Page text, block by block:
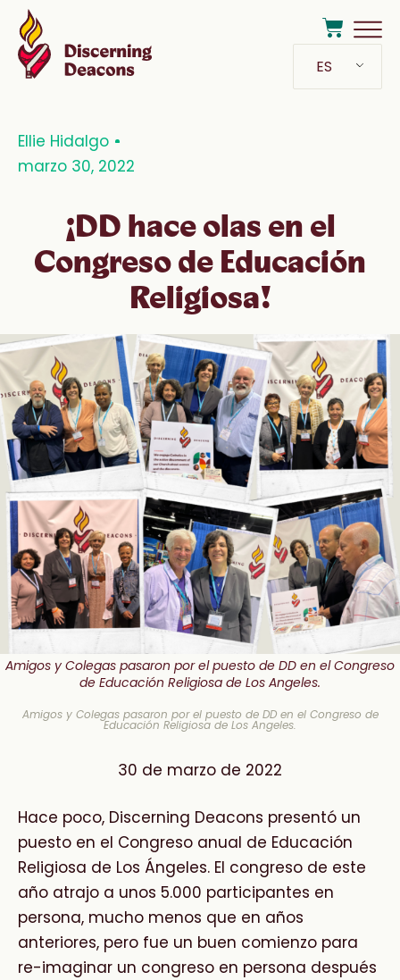
ES
Ellie Hidalgo
marzo 30, 2022
¡DD hace olas en el
Congreso de Educación
Religiosa!
Amigos y Colegas pasaron por el puesto de DD en el Congreso
de Educación Religiosa de Los Angeles.
Amigos y Colegas pasaron por el puesto de DD en el Congreso de
Educación Religiosa de Los Angeles.
30 de marzo de 2022
Hace poco, Discerning Deacons presentó un
puesto en el Congreso anual de Educación
Religiosa de Los Ángeles. El congreso de este
año atrajo a unos 5.000 participantes en
persona, mucho menos que en años
anteriores, pero fue un buen comienzo para
re-imaginar un congreso en persona después